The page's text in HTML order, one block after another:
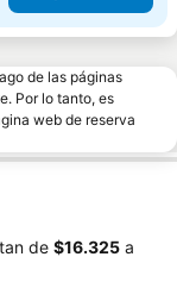
de las páginas
Por lo tanto, es
web de reserva
de ‎$16.325 a